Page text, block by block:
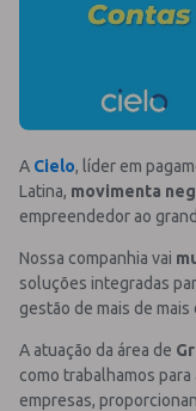
A Cielo, líder em
Latina, movimenta
empreendedor ao
Nossa companhia vai
soluções integradas
gestão de mais de
A atuação da área de
como trabalhamos
empresas,